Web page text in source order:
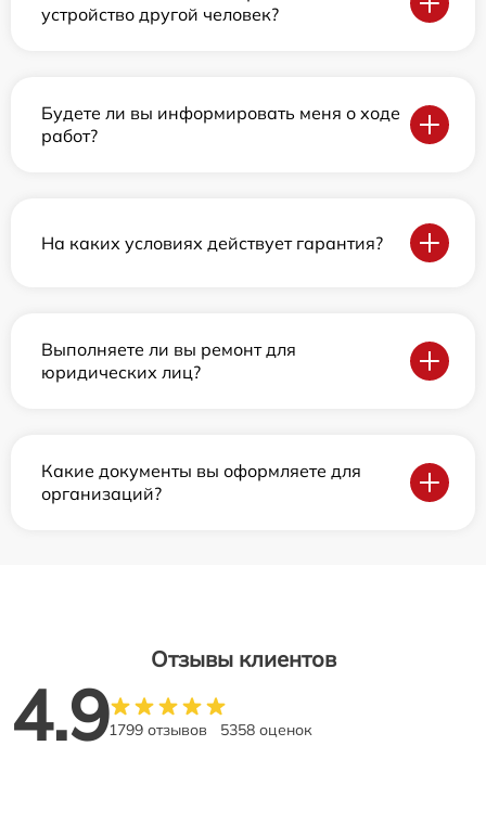
устройство другой человек?
Будете ли вы информировать меня о ходе
работ?
На каких условиях действует гарантия?
Выполняете ли вы ремонт для
юридических лиц?
Какие документы вы оформляете для
организаций?
Отзывы клиентов
4.91799 отзывов 5358 оценок